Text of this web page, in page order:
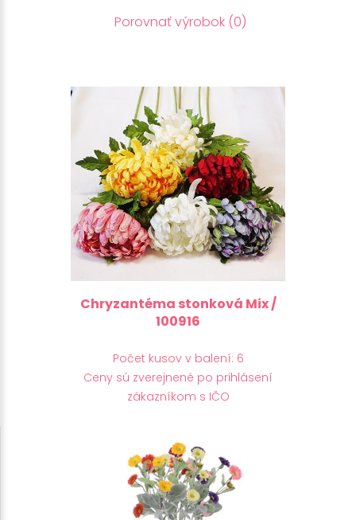
Porovnať výrobok (0)
Chryzantéma stonková Mix /
100916
Počet kusov v balení: 6
Ceny sú zverejnené po prihlásení
zákazníkom s IČO